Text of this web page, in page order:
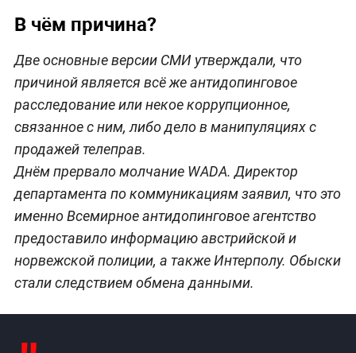
В чём причина?
Две основные версии СМИ утверждали, что
причиной является всё же антидопинговое
расследование или некое коррупционное,
связанное с ним, либо дело в манипуляциях с
продажей телеправ.
Днём прервало молчание WADA. Директор
департамента по коммуникациям заявил, что это
именно Всемирное антидопинговое агентство
предоставило информацию австрийской и
норвежской полиции, а также Интерполу. Обыски
стали следствием обмена данными.